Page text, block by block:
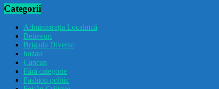
Categorii
Administrația Localnică
Benveuri
Brigada Diverse
buzau
Cancan
Fără categorie
Fashion politic